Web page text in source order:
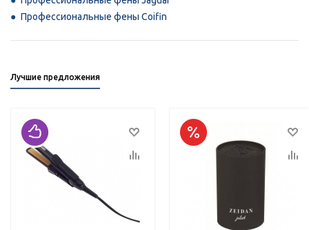
Профессиональные фены Coifin
Лучшие предложения